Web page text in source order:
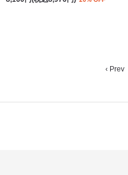
‹ Prev